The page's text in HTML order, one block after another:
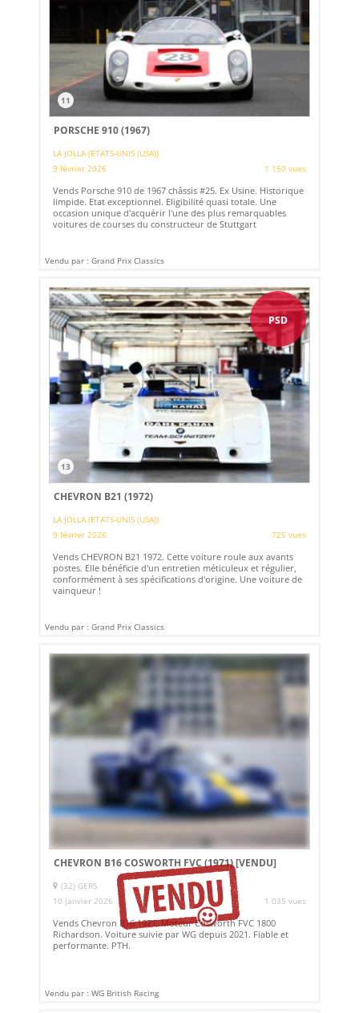
11
PORSCHE 910 (1967)
LA JOLLA (ETATS-UNIS (USA))
9 février 2026
1 150 vues
Vends Porsche 910 de 1967 châssis #25. Ex Usine. Historique
limpide. Etat exceptionnel. Eligibilité quasi totale. Une
occasion unique d'acquérir l'une des plus remarquables
voitures de courses du constructeur de Stuttgart
Vendu par : Grand Prix Classics
PSD
13
CHEVRON B21 (1972)
LA JOLLA (ETATS-UNIS (USA))
9 février 2026
725 vues
Vends CHEVRON B21 1972. Cette voiture roule aux avants
postes. Elle bénéficie d'un entretien méticuleux et régulier,
conformément à ses spécifications d'origine. Une voiture de
vainqueur !
Vendu par : Grand Prix Classics
CHEVRON B16 COSWORTH FVC (1971)[VENDU]
(32) GERS
10 janvier 2026
1 035 vues
Vends Chevron B16 1971. Moteur Cosworth FVC 1800
Richardson. Voiture suivie par WG depuis 2021. Fiable et
performante. PTH.
Vendu par : WG British Racing